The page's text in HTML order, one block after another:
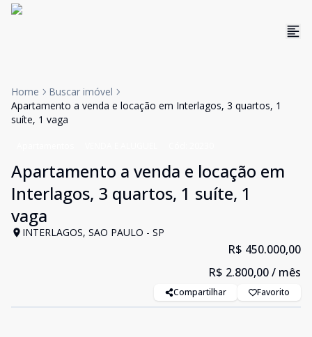
Home
Buscar imóvel
Apartamento a venda e locação em Interlagos, 3 quartos, 1
suíte, 1 vaga
Apartamento a venda e locação em
Interlagos, 3 quartos, 1 suíte, 1
vaga
INTERLAGOS, SAO PAULO - SP
R$ 450.000,00
R$ 2.800,00/ mês
Compartilhar Favorito